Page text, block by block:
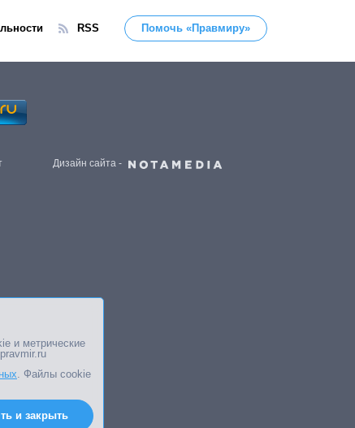
RSS Помочь «Правмиру»
Дизайн сайта -
и метрические
. Файлы cookie
и закрыть